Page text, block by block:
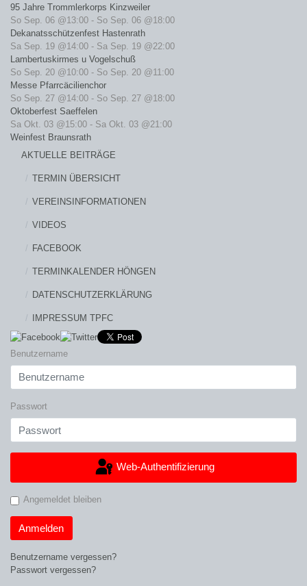
95 Jahre Trommlerkorps Kinzweiler
So Sep. 06 @13:00 - So Sep. 06 @18:00
Dekanatsschützenfest Hastenrath
Sa Sep. 19 @14:00 - Sa Sep. 19 @22:00
Lambertuskirmes u Vogelschuß
So Sep. 20 @10:00 - So Sep. 20 @11:00
Messe Pfarrcäcilienchor
So Sep. 27 @14:00 - So Sep. 27 @18:00
Oktoberfest Saeffelen
Sa Okt. 03 @15:00 - Sa Okt. 03 @21:00
Weinfest Braunsrath
AKTUELLE BEITRÄGE
TERMIN ÜBERSICHT
VEREINSINFORMATIONEN
VIDEOS
FACEBOOK
TERMINKALENDER HÖNGEN
DATENSCHUTZERKLÄRUNG
IMPRESSUM TPFC
Benutzername
Passwort
Web-Authentifizierung
Angemeldet bleiben
Anmelden
Benutzername vergessen?
Passwort vergessen?